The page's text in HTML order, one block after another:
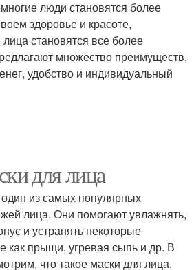
люди становятся более
здоровье и красоте,
становятся все более
множество преимуществ,
удобство и индивидуальный
для лица
из самых популярных
лица. Они помогают увлажнять,
и устранять некоторые
как прыщи, угревая сыпь и др. В
что такое маски для лица,